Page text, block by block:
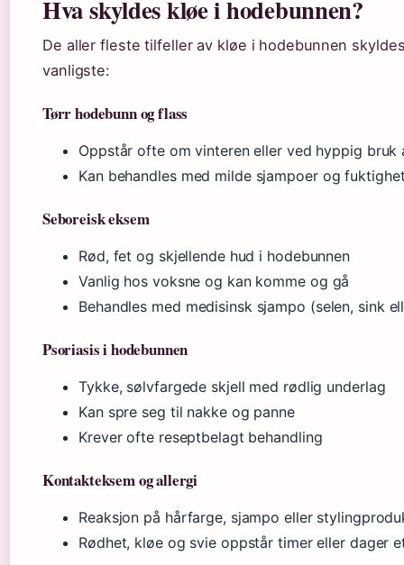
Hva skyldes kløe i hodebunnen?
De aller fleste tilfeller av kløe i hodebunnen
vanligste:
Tørr hodebunn og flass
Oppstår ofte om vinteren eller ved hyppig bruk
Kan behandles med milde sjampoer og
Seboreisk eksem
Rød, fet og skjellende hud i hodebunnen
Vanlig hos voksne og kan komme og gå
Behandles med medisinsk sjampo (selen, sink
Psoriasis i hodebunnen
Tykke, sølvfargede skjell med rødlig underlag
Kan spre seg til nakke og panne
Krever ofte reseptbelagt behandling
Kontakteksem og allergi
Reaksjon på hårfarge, sjampo eller
Rødhet, kløe og svie oppstår timer eller dager